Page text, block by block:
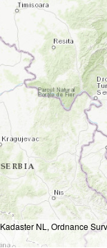
NL, Ordnance